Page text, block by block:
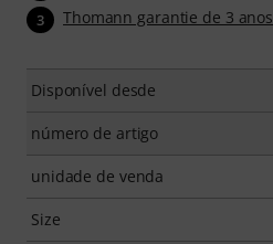
3 Thomann garantie de 3 anos
Disponível desde
número de artigo
unidade de venda
Size